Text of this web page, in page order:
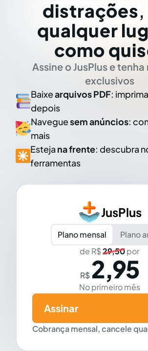
distrações
qualquer
como
Assine o JusPlus e
exclusivos
Baixearquivos PDF:
depois
Naveguesem anúncios:
mais
Esteja na frente: descubra
ferramentas
JusPlus
Plano mensal
Plano
de R$29,50por
R$ 2,95
No primeiro mês
Cobrança mensal, cancele
Assinar